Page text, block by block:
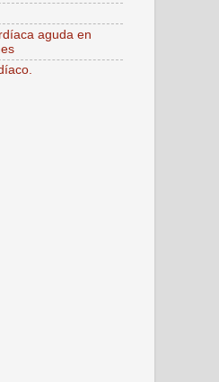
aguda en